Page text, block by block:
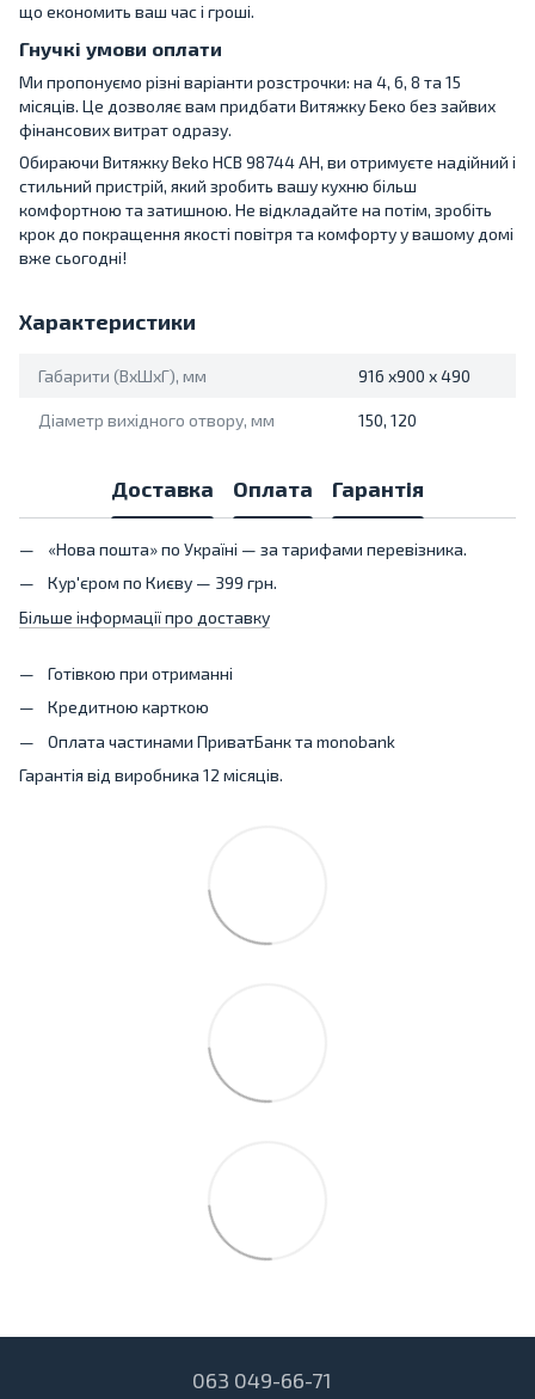
що економить ваш час і гроші.
Гнучкі умови оплати
Ми пропонуємо різні варіанти розстрочки: на 4, 6, 8 та 15
місяців. Це дозволяє вам придбати Витяжку Беко без зайвих
фінансових витрат одразу.
Обираючи Витяжку Beko HCB 98744 AH, ви отримуєте надійний і
стильний пристрій, який зробить вашу кухню більш
комфортною та затишною. Не відкладайте на потім, зробіть
крок до покращення якості повітря та комфорту у вашому домі
вже сьогодні!
Характеристики
Габарити (ВхШхГ), мм 916 x900 x 490
Діаметр вихідного отвору, мм 150, 120
Доставка Оплата Гарантія
«Нова пошта» по Україні — за тарифами перевізника.
Кур'єром по Києву — 399 грн.
Більше інформації про доставку
Готівкою при отриманні
Кредитною карткою
Оплата частинами ПриватБанк та monobank
Гарантія від виробника 12 місяців.
063 049-66-71